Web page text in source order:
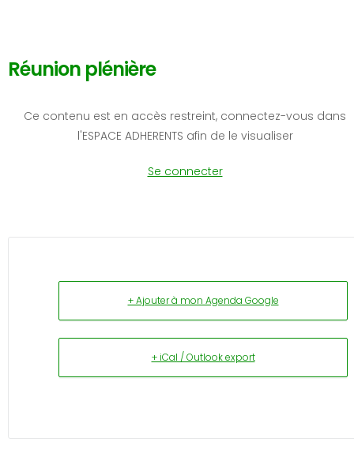
Réunion plénière
Ce contenu est en accès restreint, connectez-vous dans
l'ESPACE ADHERENTS afin de le visualiser
Se connecter
+ Ajouter à mon Agenda Google
+ iCal / Outlook export